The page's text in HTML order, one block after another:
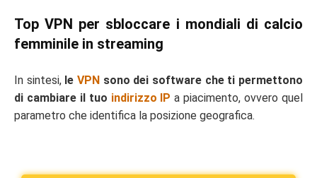
Top VPN per sbloccare i mondiali di calcio
femminile in streaming
In sintesi, leVPN sono dei software che ti permettono
di cambiare il tuo indirizzo IP a piacimento, ovvero quel
parametro che identifica la posizione geografica.